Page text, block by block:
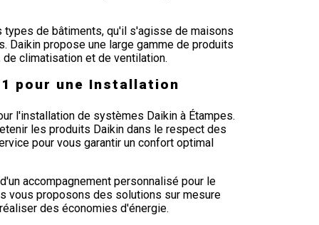
de bâtiments, qu'il s'agisse de maisons
Daikin propose une large gamme de produits
climatisation et de ventilation.
pour une Installation
l'installation de systèmes Daikin à Étampes.
les produits Daikin dans le respect des
pour vous garantir un confort optimal
accompagnement personnalisé pour le
vous proposons des solutions sur mesure
des économies d'énergie.